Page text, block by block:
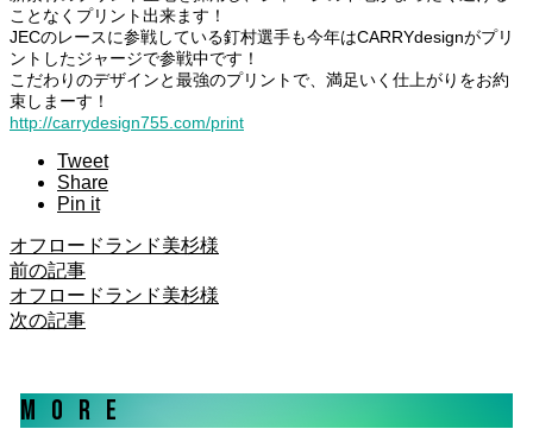
ことなくプリント出来ます！
JECのレースに参戦している釘村選手も今年はCARRYdesignがプリ
ントしたジャージで参戦中です！
こだわりのデザインと最強のプリントで、満足いく仕上がりをお約
束しまーす！
http://carrydesign755.com/print
Tweet
Share
Pin it
オフロードランド美杉様
前の記事
オフロードランド美杉様
次の記事
MORE